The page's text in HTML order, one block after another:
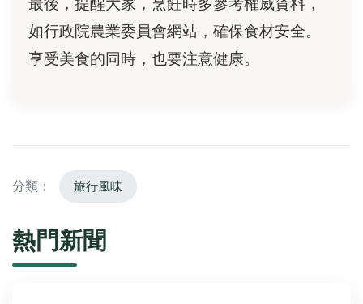
如行政院農業委員會網站，確保食材安全。
享受美食的同時，也要注意健康。
分類： 旅行風味
熱門新聞